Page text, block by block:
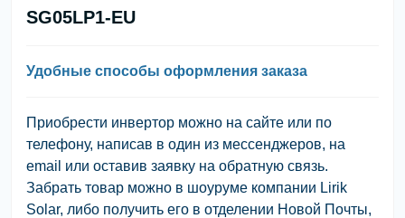
SG05LP1-EU
Удобные способы оформления заказа
Приобрести инвертор можно на сайте или по
телефону, написав в один из мессенджеров, на
email или оставив заявку на обратную связь.
Забрать товар можно в шоуруме компании Lirik
Solar, либо получить его в отделении Новой Почты,